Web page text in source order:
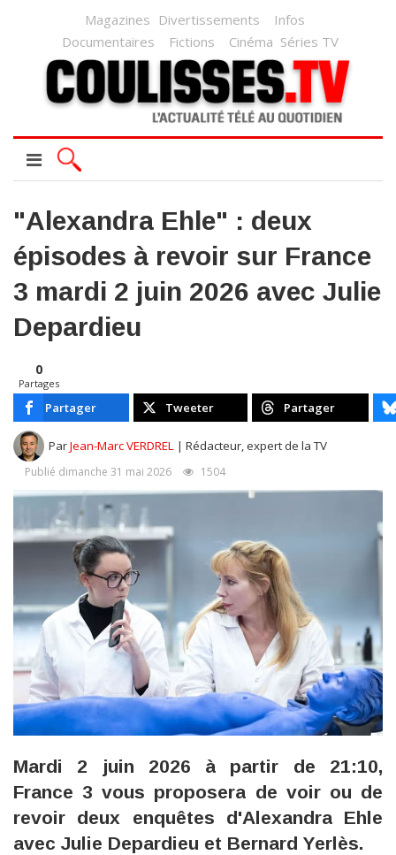
Magazines Divertissements
Infos
Documentaires
Fictions Cinéma Séries TV
"Alexandra Ehle" : deux
épisodes à revoir sur France
3 mardi 2 juin 2026 avec Julie
Depardieu
0
Partages
Partager Tweeter Partager
ParJean-Marc VERDREL | Rédacteur, expert de la TV
Publié dimanche 31 mai 2026 1504
Mardi 2 juin 2026 à partir de 21:10,
France 3 vous proposera de voir ou de
revoir deux enquêtes d'Alexandra Ehle
avec Julie Depardieu et Bernard Yerlès.